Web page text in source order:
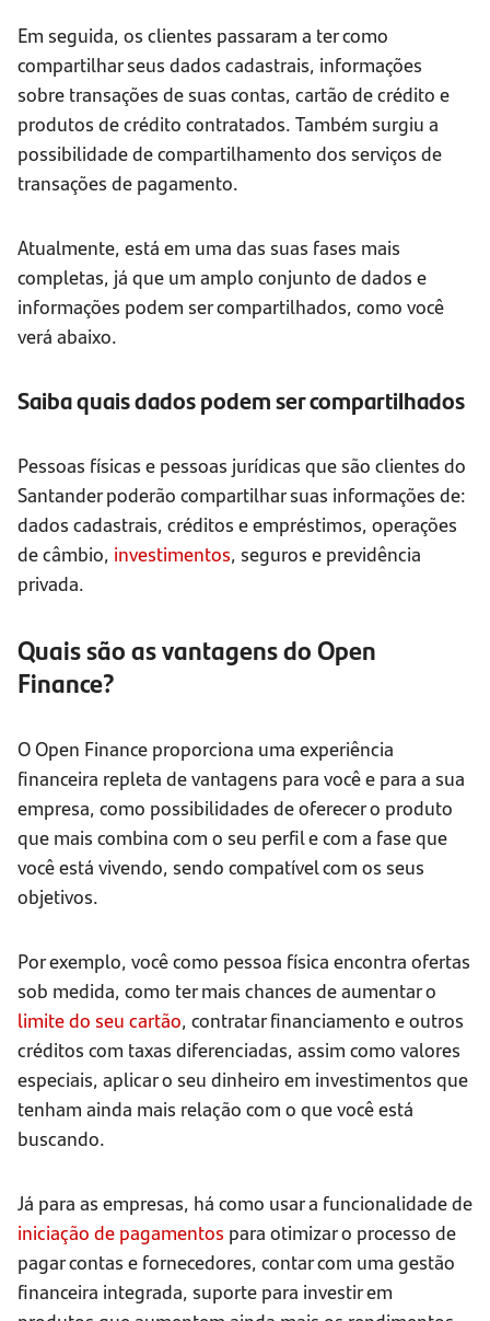
Em seguida, os clientes passaram a ter como
compartilhar seus dados cadastrais, informações
sobre transações de suas contas, cartão de crédito e
produtos de crédito contratados. Também surgiu a
possibilidade de compartilhamento dos serviços de
transações de pagamento.
Atualmente, está em uma das suas fases mais
completas, já que um amplo conjunto de dados e
informações podem ser compartilhados, como você
verá abaixo.
Saiba quais dados podem ser compartilhados
Pessoas físicas e pessoas jurídicas que são clientes do
Santander poderão compartilhar suas informações de:
dados cadastrais, créditos e empréstimos, operações
de câmbio, investimentos, seguros e previdência
privada.
Quais são as vantagens do Open
Finance?
O Open Finance proporciona uma experiência
financeira repleta de vantagens para você e para a sua
empresa, como possibilidades de oferecer o produto
que mais combina com o seu perfil e com a fase que
você está vivendo, sendo compatível com os seus
objetivos.
Por exemplo, você como pessoa física encontra ofertas
sob medida, como ter mais chances de aumentar o
limite do seu cartão, contratar financiamento e outros
créditos com taxas diferenciadas, assim como valores
especiais, aplicar o seu dinheiro em investimentos que
tenham ainda mais relação com o que você está
buscando.
Já para as empresas, há como usar a funcionalidade de
iniciação de pagamentos para otimizar o processo de
pagar contas e fornecedores, contar com uma gestão
financeira integrada, suporte para investir em